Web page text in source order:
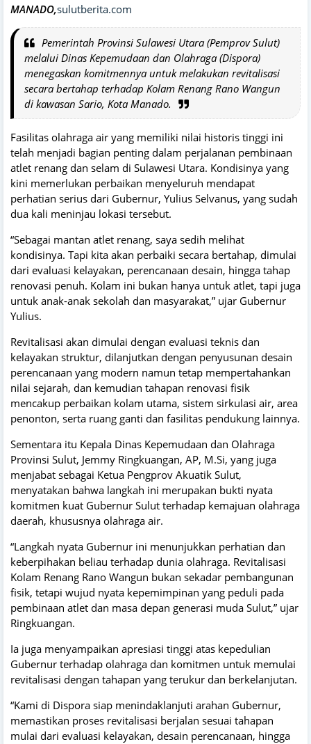
MANADO,sulutberita.com
Pemerintah Provinsi Sulawesi Utara (Pemprov Sulut)
melalui Dinas Kepemudaan dan Olahraga (Dispora)
menegaskan komitmennya untuk melakukan revitalisasi
secara bertahap terhadap Kolam Renang Rano Wangun
di kawasan Sario, Kota Manado.
Fasilitas olahraga air yang memiliki nilai historis tinggi ini
telah menjadi bagian penting dalam perjalanan pembinaan
atlet renang dan selam di Sulawesi Utara. Kondisinya yang
kini memerlukan perbaikan menyeluruh mendapat
perhatian serius dari Gubernur, Yulius Selvanus, yang sudah
dua kali meninjau lokasi tersebut.
“Sebagai mantan atlet renang, saya sedih melihat
kondisinya. Tapi kita akan perbaiki secara bertahap, dimulai
dari evaluasi kelayakan, perencanaan desain, hingga tahap
renovasi penuh. Kolam ini bukan hanya untuk atlet, tapi juga
untuk anak-anak sekolah dan masyarakat,” ujar Gubernur
Yulius.
Revitalisasi akan dimulai dengan evaluasi teknis dan
kelayakan struktur, dilanjutkan dengan penyusunan desain
perencanaan yang modern namun tetap mempertahankan
nilai sejarah, dan kemudian tahapan renovasi fisik
mencakup perbaikan kolam utama, sistem sirkulasi air, area
penonton, serta ruang ganti dan fasilitas pendukung lainnya.
Sementara itu Kepala Dinas Kepemudaan dan Olahraga
Provinsi Sulut, Jemmy Ringkuangan, AP, M.Si, yang juga
menjabat sebagai Ketua Pengprov Akuatik Sulut,
menyatakan bahwa langkah ini merupakan bukti nyata
komitmen kuat Gubernur Sulut terhadap kemajuan olahraga
daerah, khususnya olahraga air.
“Langkah nyata Gubernur ini menunjukkan perhatian dan
keberpihakan beliau terhadap dunia olahraga. Revitalisasi
Kolam Renang Rano Wangun bukan sekadar pembangunan
fisik, tetapi wujud nyata kepemimpinan yang peduli pada
pembinaan atlet dan masa depan generasi muda Sulut,” ujar
Ringkuangan.
Ia juga menyampaikan apresiasi tinggi atas kepedulian
Gubernur terhadap olahraga dan komitmen untuk memulai
revitalisasi dengan tahapan yang terukur dan berkelanjutan.
“Kami di Dispora siap menindaklanjuti arahan Gubernur,
memastikan proses revitalisasi berjalan sesuai tahapan
mulai dari evaluasi kelayakan, desain perencanaan, hingga